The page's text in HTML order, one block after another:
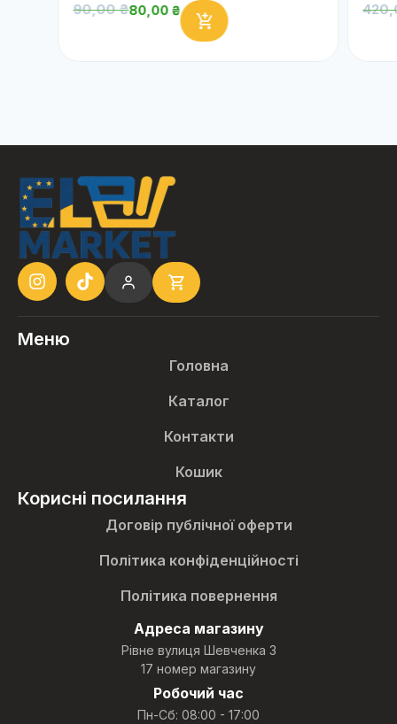
90,00₴80,00 ₴
Меню
Головна
Каталог
Контакти
Кошик
Корисні посилання
Договір публічної оферти
Політика конфіденційності
Політика повернення
Адреса магазину
Рівне вулиця Шевченка 3
17 номер магазину
Робочий час
Пн-Сб: 08:00 - 17:00